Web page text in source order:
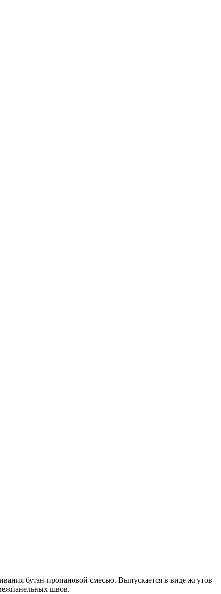
бутан-пропановой смесью. Выпускается в виде жгутов
швов.